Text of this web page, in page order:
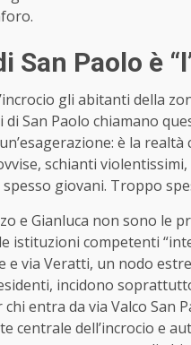
San Paolo è
gli abitanti della
San Paolo chiamano
è la
schianti
giovani. Troppo
e Gianluca non sono le
istituzioni competenti
e via Veratti, un nodo
incidono
entra da via Valco San
centrale dell’incrocio e